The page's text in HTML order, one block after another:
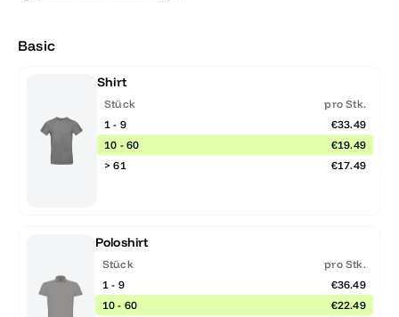
Basic
Shirt
Stück
pro Stk.
1 - 9
€33.49
10 - 60
€19.49
> 61
€17.49
Poloshirt
Stück
pro Stk.
1 - 9
€36.49
10 - 60
€22.49